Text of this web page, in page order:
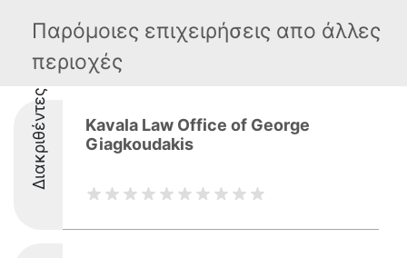
Παρόμοιες επιχειρήσεις απο άλλες
περιοχές
Διακριθέντες
Kavala Law Office of George
Giagkoudakis